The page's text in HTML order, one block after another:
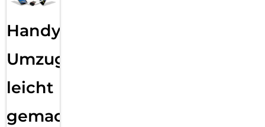
Handy
Umzug
leicht
gemacht!